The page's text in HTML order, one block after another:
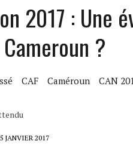
POURSUIVRE LA SÉCURISATION DES
2017 : Une
?
CAF Caméroun CAN
JANVIER 2017